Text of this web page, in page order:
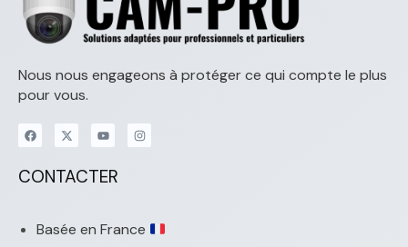
Nous nous engageons à protéger ce qui compte le plus
pour vous.
CONTACTER
Basée en France